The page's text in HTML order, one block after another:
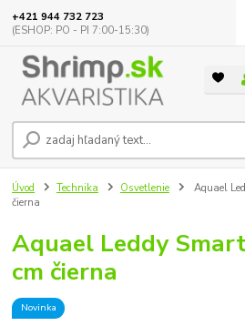
+421 944 732 723
(ESHOP: PO - PI 7:00-15:30)
Úvod Technika Osvetlenie
Aquael
čierna
Aquael Leddy
cm čierna
Novinka